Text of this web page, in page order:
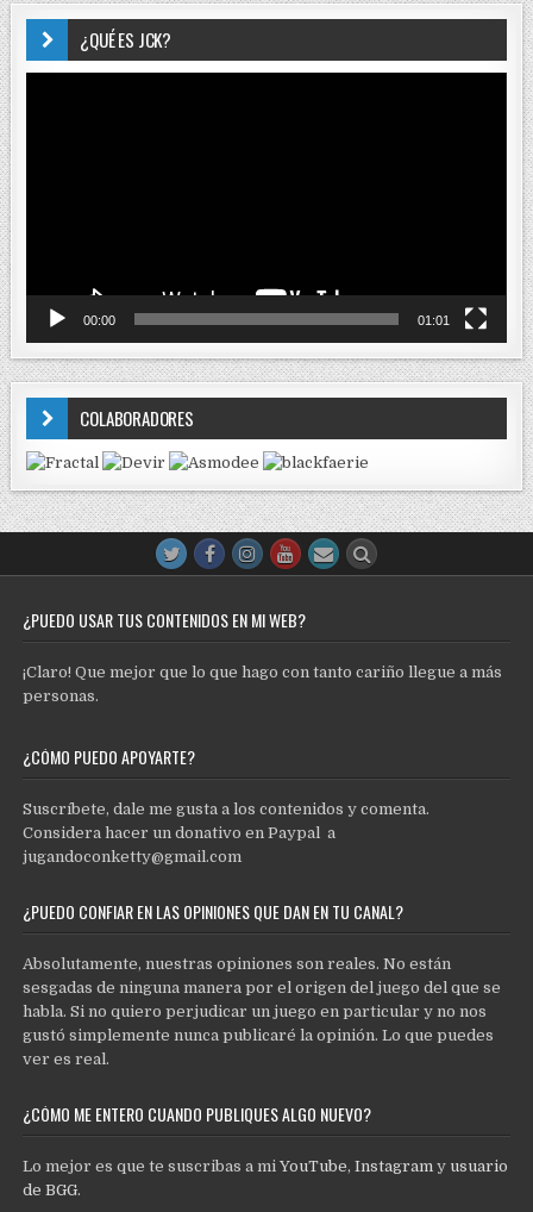
¿QUÉ ES JCK?
00:00 01:01
COLABORADORES
¿PUEDO USAR TUS CONTENIDOS EN MI WEB?
¡Claro! Que mejor que lo que hago con tanto cariño llegue a más
personas.
¿CÓMO PUEDO APOYARTE?
Suscríbete, dale me gusta a los contenidos y comenta.
Considera hacer un donativo en Paypal a
jugandoconketty@gmail.com
¿PUEDO CONFIAR EN LAS OPINIONES QUE DAN EN TU CANAL?
Absolutamente, nuestras opiniones son reales. No están
sesgadas de ninguna manera por el origen del juego del que se
habla. Si no quiero perjudicar un juego en particular y no nos
gustó simplemente nunca publicaré la opinión. Lo que puedes
ver es real.
¿CÓMO ME ENTERO CUANDO PUBLIQUES ALGO NUEVO?
Lo mejor es que te suscribas a miYouTube,Instagram y usuario
de BGG.